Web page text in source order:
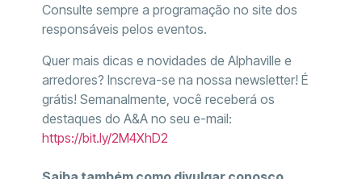
Consulte sempre a programação no site dos
responsáveis pelos eventos.
Quer mais dicas e novidades de Alphaville e
arredores? Inscreva-se na nossa newsletter! É
grátis! Semanalmente, você receberá os
destaques do A&A no seu e-mail:
https://bit.ly/2M4XhD2